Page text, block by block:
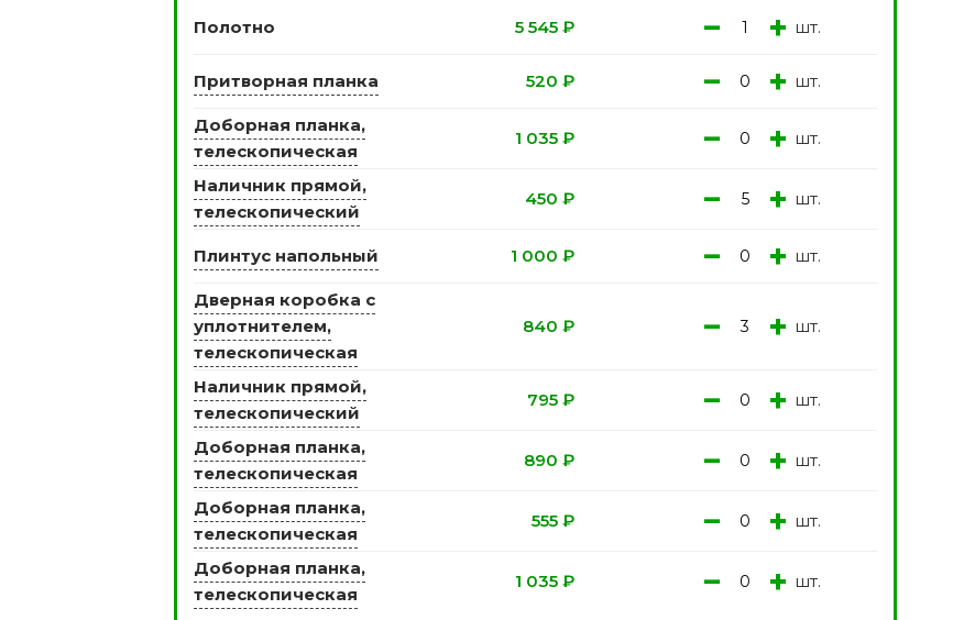
Двери из массива РФ
4 модели
Двери шпонированые Двери Эмаль с
Двери SOFT TOUCH
8 моделей
Полотно 5 545 ₽ − + шт.
Притворная планка 520 ₽ − + шт.
Доборная планка,
телескопическая
1 035 ₽ − + шт.
Наличник прямой,
телескопический
450 ₽ − + шт.
Плинтус напольный 1 000 ₽ − + шт.
Дверная коробка с
уплотнителем,
телескопическая
840 ₽ − + шт.
Наличник прямой,
телескопический
795 ₽ − + шт.
Доборная планка,
телескопическая
890 ₽ − + шт.
Доборная планка,
телескопическая
555 ₽ − + шт.
Доборная планка,
телескопическая
1 035 ₽ − + шт.